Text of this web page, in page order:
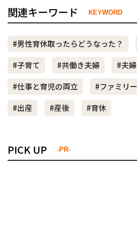
関連キーワード KEYWORD
#男性育休取ったらどうなった？
#子育て
#共働き夫婦
#夫婦
#仕事と育児の両立
#ファミリー
#出産
#産後 #育休
PICK UP -PR-